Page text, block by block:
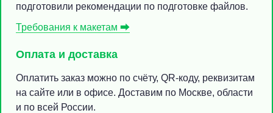
подготовили рекомендации по подготовке файлов.
Требования к макетам ⮕
Оплата и доставка
Оплатить заказ можно по счёту, QR-коду, реквизитам
на сайте или в офисе. Доставим по Москве, области
и по всей России.